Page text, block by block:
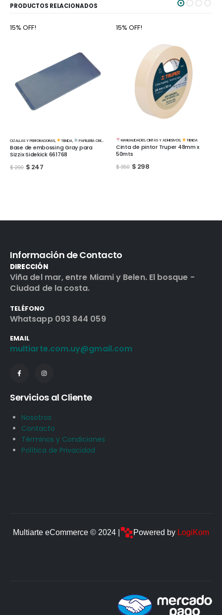
PRODUCTOS RELACIONADOS
PAPELERÍA CREATIVA
para
MANUALIDADES ,CINTAS Y ADHESIVOS TIENDA
Cinta de pintor Truper 48mm x
50mts
MANUALIDADES,CINTAS Y ADHESIVOS
Cinta Papel doble faz
Información de Contacto
DIRECCIÓN
Viña del mar, entre Miami y Belen. El bosque -
Ciudad de la costa.
TELÉFONO
Whatsapp 093 844 059
EMAIL
multiarte.com.uy@gmail.com
Servicios al Cliente
Nosotros
Contacto
Términos y Condiciones
Política de Privacidad
Multiarte eCommerce © 2024 | Powered by LogiKom